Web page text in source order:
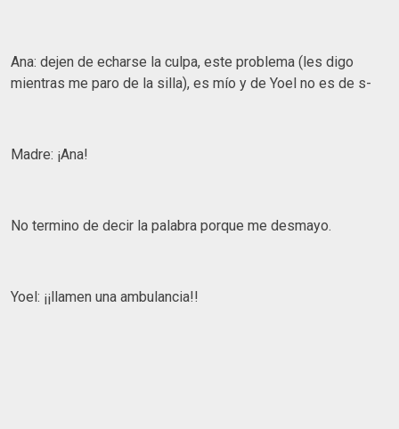
Ana: dejen de echarse la culpa, este problema (les digo
mientras me paro de la silla), es mío y de Yoel no es de s-
Madre: ¡Ana!
No termino de decir la palabra porque me desmayo.
Yoel: ¡¡llamen una ambulancia!!